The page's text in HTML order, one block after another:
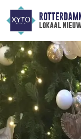
lokaal